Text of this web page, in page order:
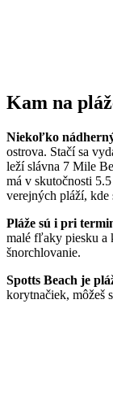
Kam na
Niekoľko
ostrova. Stačí sa
leží slávna 7 Mile
má v skutočnosti
verejných pláží,
Pláže sú i pri
malé fľaky piesku a
šnorchlovanie.
Spotts Beach je
korytnačiek, môžeš